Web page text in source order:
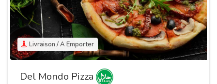
Livraison / A Emporter
Del Mondo Pizza